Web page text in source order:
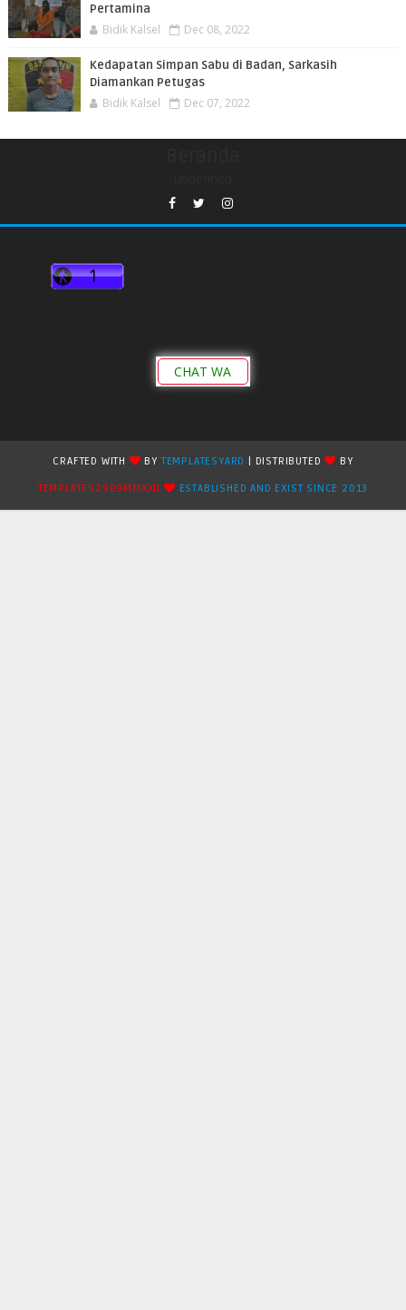
Pertamina
Bidik Kalsel Dec 08, 2022
Kedapatan Simpan Sabu di Badan, Sarkasih
Diamankan Petugas
Bidik Kalsel Dec 07, 2022
CHAT WA
CRAFTED WITH BYTEMPLATESYARD | DISTRIBUTED
BY
TEMPLATES2909MMXXII
ESTABLISHED AND EXIST SINCE 2013